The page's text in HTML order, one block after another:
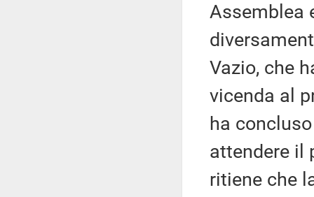
Assemblea
Vazio, che
vicenda al
ha
attendere il
ritiene che